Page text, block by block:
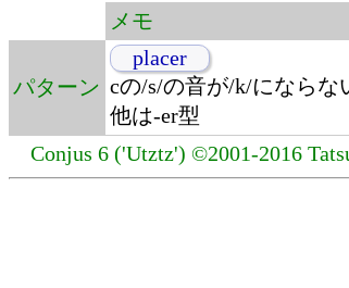
メモ
パターン
placer
cの/s/の音が/k/にならな
他は-er型
Conjus 6 ('Utztz') ©2001-2016